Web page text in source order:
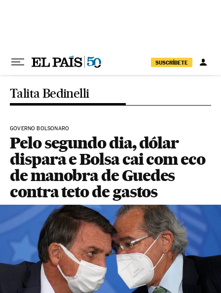
SUSCRÍBETE
Talita Bedinelli
GOVERNO BOLSONARO
Pelo segundo dia, dólar
dispara e Bolsa cai com eco
de manobra de Guedes
contra teto de gastos